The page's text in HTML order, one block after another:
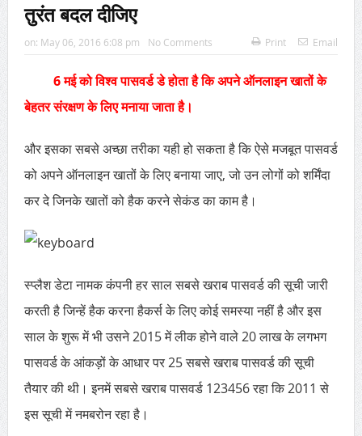
‘2026 के लिए की गई दो भविष्यवाणियां सच हो गई हैं, एक भयानक
टकराव होने वाला है’
तुरंत बदल दीजिए
on: May 06, 2016 6:08 pm No Comments Print Email
6 मई को विश्व पासवर्ड डे होता है कि अपने ऑनलाइन खातों के
बेहतर संरक्षण के लिए मनाया जाता है।
और इसका सबसे अच्छा तरीका यही हो सकता है कि ऐसे मजबूत पासवर्ड
को अपने ऑनलाइन खातों के लिए बनाया जाए, जो उन लोगों को शर्मिंदा
कर दे जिनके खातों को हैक करने सेकंड का काम है।
स्प्लैश डेटा नामक कंपनी हर साल सबसे खराब पासवर्ड की सूची जारी
करती है जिन्हें हैक करना हैकर्स के लिए कोई समस्या नहीं है और इस
साल के शुरू में भी उसने 2015 में लीक होने वाले 20 लाख के लगभग
पासवर्ड के आंकड़ों के आधार पर 25 सबसे खराब पासवर्ड की सूची
तैयार की थी। इनमें सबसे खराब पासवर्ड 123456 रहा कि 2011 से
इस सूची में नमबरोन रहा है।